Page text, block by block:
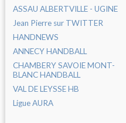
ASSAU ALBERTVILLE - UGINE
Jean Pierre sur TWITTER
HANDNEWS
ANNECY HANDBALL
CHAMBERY SAVOIE MONT-
BLANC HANDBALL
VAL DE LEYSSE HB
Ligue AURA